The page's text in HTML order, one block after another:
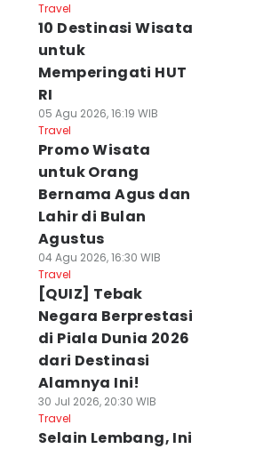
Travel
10 Destinasi Wisata
untuk
Memperingati HUT
RI
05 Agu 2026, 16:19 WIB
Travel
Promo Wisata
untuk Orang
Bernama Agus dan
Lahir di Bulan
Agustus
04 Agu 2026, 16:30 WIB
Travel
[QUIZ] Tebak
Negara Berprestasi
di Piala Dunia 2026
dari Destinasi
Alamnya Ini!
30 Jul 2026, 20:30 WIB
Travel
Selain Lembang, Ini